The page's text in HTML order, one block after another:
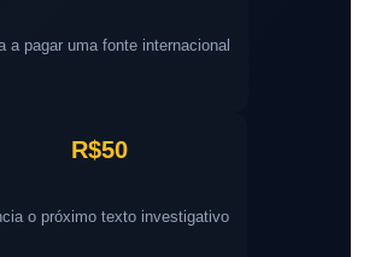
a pagar uma fonte internacional
R$50
o próximo texto investigativo